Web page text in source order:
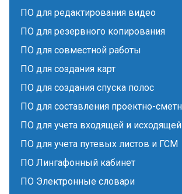
ПО для редактирования видео
ПО для резервного копирования
ПО для совместной работы
ПО для создания карт
ПО для создания спуска полос
ПО для составления проектно-
ПО для учета входящей и
ПО для учета путевых листов и ГСМ
ПО Лингафонный кабинет
ПО Электронные словари